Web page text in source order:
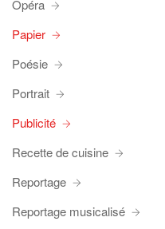
Opéra
Papier
Poésie
Portrait
Publicité
Recette de cuisine
Reportage
Reportage musicalisé